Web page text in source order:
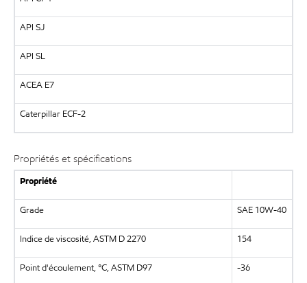
API SJ
API SL
ACEA E7
Caterpillar ECF-2
Propriétés et spécifications
Propriété
Grade SAE 10W-40
Indice de viscosité, ASTM D 2270 154
Point d'écoulement, °C, ASTM D97 -36